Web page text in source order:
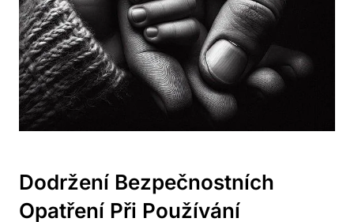
Dodržení Bezpečnostních
Opatření Při Používání